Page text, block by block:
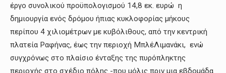
έργο συνολικού προϋπολογισμού 14,8 εκ. ευρώ η
δημιουργία ενός δρόμου ήπιας κυκλοφορίας μήκους
περίπου 4 χιλιομέτρων με κυβόλιθους, από την κεντρική
πλατεία Ραφήνας, έως την περιοχή ΜπλέΛιμανάκι, ενώ
συγχρόνως στο πλαίσιο ένταξης της πυρόπληκτης
περιοχής στο σχέδιο πόλης -που μόλις πριν μια εβδομάδα